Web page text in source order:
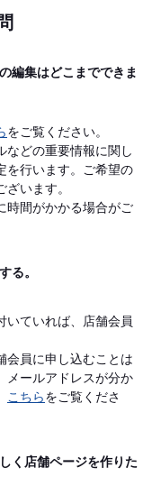
編集はどこまでできま
をご覧ください。
などの重要情報に関し
を行います。ご希望の
います。
時間がかかる場合がご
る。
いていれば、店舗会員
会員に申し込むことは
メールアドレスが分か
こちらをご覧くださ
く店舗ページを作りた